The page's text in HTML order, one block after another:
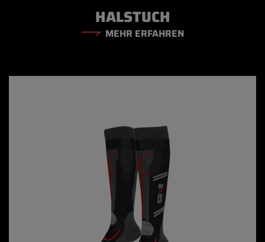
HALSTUCH
MEHR ERFAHREN